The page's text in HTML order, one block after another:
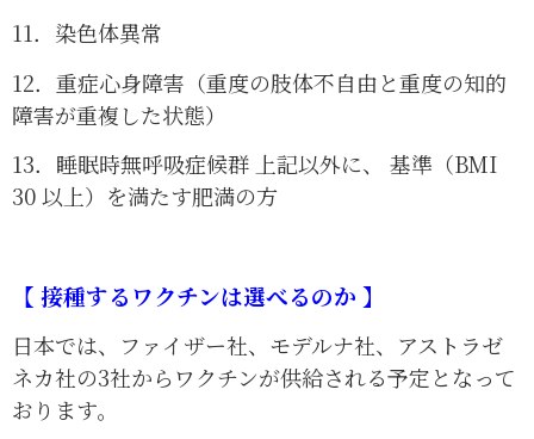
11．染色体異常
12．重症心身障害（重度の肢体不自由と重度の知的
障害が重複した状態）
13．睡眠時無呼吸症候群 上記以外に、 基準（BMI
30 以上）を満たす肥満の方
【 接種するワクチンは選べるのか 】
日本では、ファイザー社、モデルナ社、アストラゼ
ネカ社の3社からワクチンが供給される予定となって
おります。